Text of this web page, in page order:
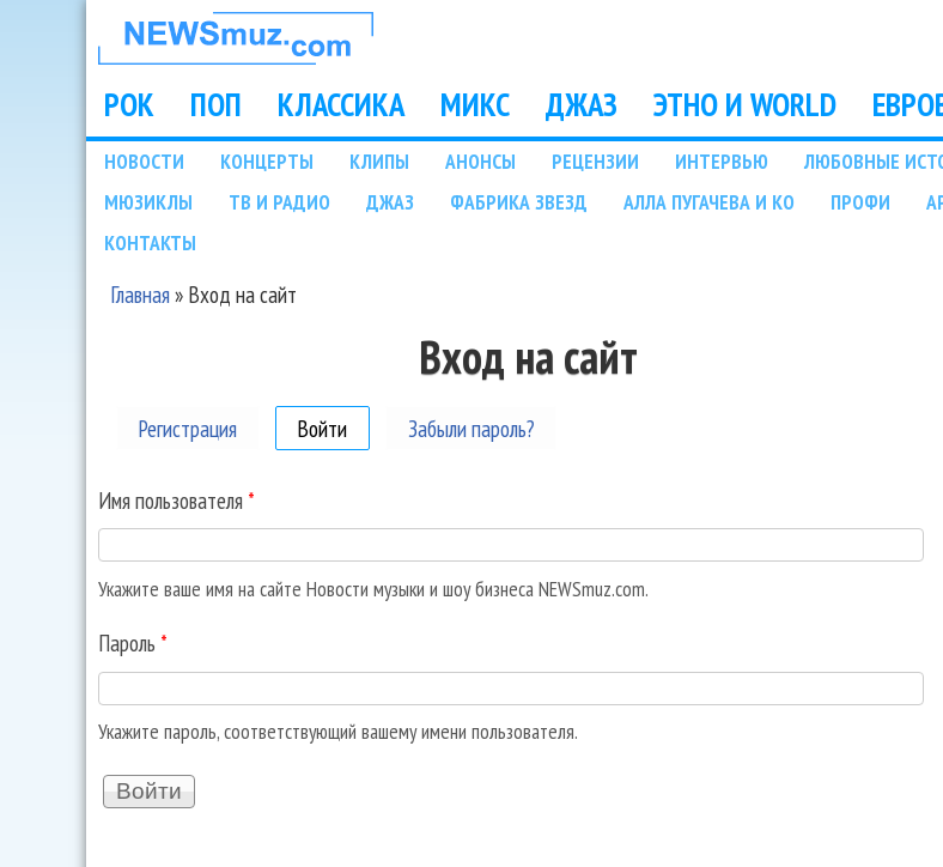
НОВОСТИ
МУЗЫКИ И
ШОУ БИЗНЕСА
NEWSMUZ.COM
Main menu
РОК ПОП КЛАССИКА МИКС ДЖАЗ ЭТНО И WORLD
Подразделы
НОВОСТИ КОНЦЕРТЫ КЛИПЫ АНОНСЫ РЕЦЕНЗИИ ИНТЕРВЬЮ ЛЮБОВНЫЕ
МЮЗИКЛЫ
ТВ И РАДИО ДЖАЗ ФАБРИКА ЗВЕЗД АЛЛА ПУГАЧЕВА И КО ПРОФИ
КОНТАКТЫ
Вы здесь
Главная» Вход на сайт
Вход на сайт
Регистрация Войти (активная вкладка)
Забыли пароль?
Имя пользователя *
Укажите ваше имя на сайте Новости музыки и шоу бизнеса NEWSmuz.com.
Пароль *
Укажите пароль, соответствующий вашему имени пользователя.